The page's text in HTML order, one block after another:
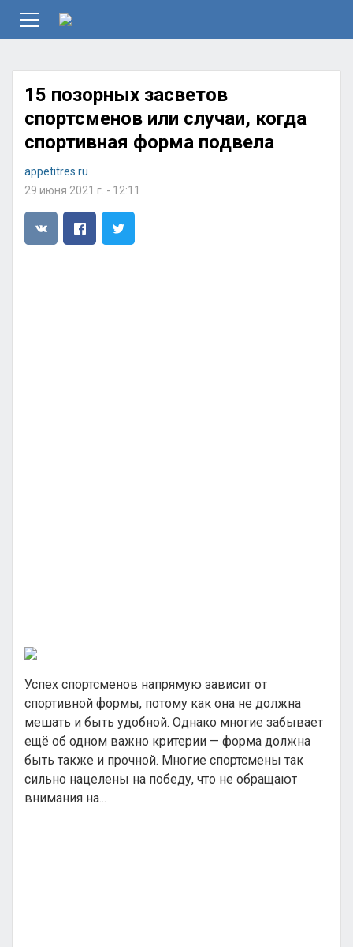
15 позорных засветов
спортсменов или случаи, когда
спортивная форма подвела
appetitres.ru
29 июня 2021 г. - 12:11
Успех спортсменов напрямую зависит от
спортивной формы, потому как она не должна
мешать и быть удобной. Однако многие забывает
ещё об одном важно критерии — форма должна
быть также и прочной. Многие спортсмены так
сильно нацелены на победу, что не обращают
внимания на...